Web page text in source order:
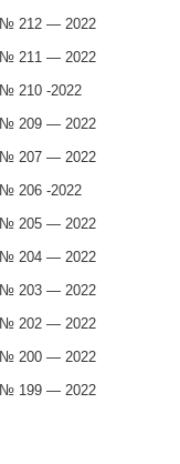
№ 212 — 2022
№ 211 — 2022
№ 210 -2022
№ 209 — 2022
№ 207 — 2022
№ 206 -2022
№ 205 — 2022
№ 204 — 2022
№ 203 — 2022
№ 202 — 2022
№ 200 — 2022
№ 199 — 2022